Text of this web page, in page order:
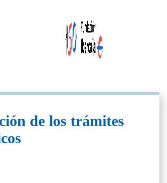
de los trámites